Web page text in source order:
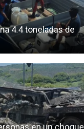
4.4 toneladas de
en un choque